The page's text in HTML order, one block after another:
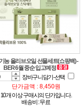
BER 6월 중순 입고예정
장바구니담기-선택
단가금액 : 8,450원
10개 이상 구매시의 단가입니다.
배송비 : 무료